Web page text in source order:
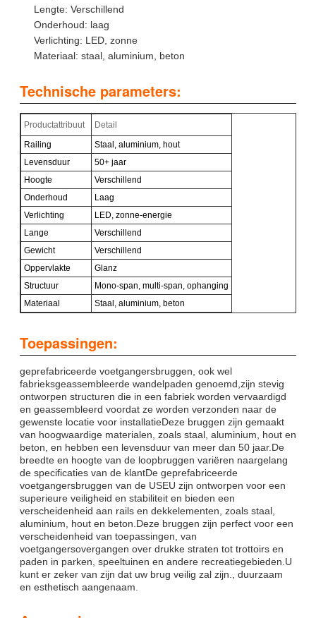
Lengte: Verschillend
Onderhoud: laag
Verlichting: LED, zonne
Materiaal: staal, aluminium, beton
Technische parameters:
Productattribuut
Detail
Railing
Staal, aluminium, hout
Levensduur
50+ jaar
Hoogte
Verschillend
Onderhoud
Laag
Verlichting
LED, zonne-energie
Lange
Verschillend
Gewicht
Verschillend
Oppervlakte
Glanz
Structuur
Mono-span, multi-span, ophanging
Materiaal
Staal, aluminium, beton
Toepassingen:
geprefabriceerde voetgangersbruggen, ook wel
fabrieksgeassembleerde wandelpaden genoemd,zijn stevig
ontworpen structuren die in een fabriek worden vervaardigd
en geassembleerd voordat ze worden verzonden naar de
gewenste locatie voor installatieDeze bruggen zijn gemaakt
van hoogwaardige materialen, zoals staal, aluminium, hout en
beton, en hebben een levensduur van meer dan 50 jaar.De
breedte en hoogte van de loopbruggen variëren naargelang
de specificaties van de klantDe geprefabriceerde
voetgangersbruggen van de USEU zijn ontworpen voor een
superieure veiligheid en stabiliteit en bieden een
verscheidenheid aan rails en dekkelementen, zoals staal,
aluminium, hout en beton.Deze bruggen zijn perfect voor een
verscheidenheid van toepassingen, van
voetgangersovergangen over drukke straten tot trottoirs en
paden in parken, speeltuinen en andere recreatiegebieden.U
kunt er zeker van zijn dat uw brug veilig zal zijn., duurzaam
en esthetisch aangenaam.